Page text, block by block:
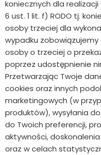
koniecznych dla
6 ust. 1 lit. f) RODO tj.
osoby trzeciej dla
wypadku
osoby o trzeciej o
poprzez udostępnienie
Przetwarzając Twoje
cookies oraz innych
marketingowych (w
produktów), wysyłania
do Twoich preferencji,
aktywności,
oraz w celach